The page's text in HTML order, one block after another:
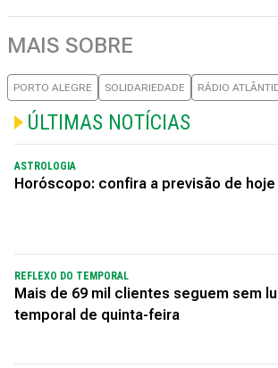
MAIS SOBRE
PORTO ALEGRE SOLIDARIEDADE RÁDIO
ÚLTIMAS NOTÍCIAS
ASTROLOGIA
Horóscopo: confira a previsão de
REFLEXO DO TEMPORAL
Mais de 69 mil clientes seguem sem
temporal de quinta-feira